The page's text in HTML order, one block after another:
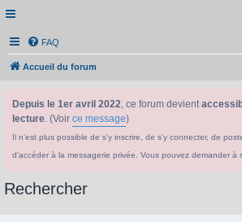
FAQ
Accueil du forum
Depuis le 1er avril 2022, ce forum devient
lecture. (Voir ce message)
Il n'est plus possible de s'y inscrire, de s'y connecter, de
d'accéder à la messagerie privée. Vous pouvez demander à
Rechercher